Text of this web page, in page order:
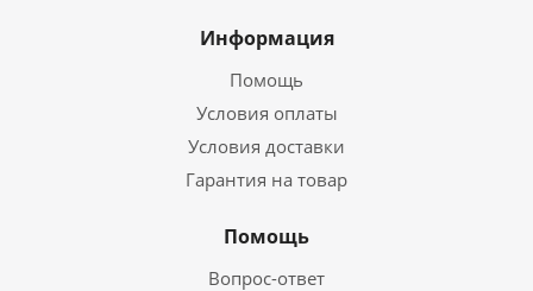
Информация
Помощь
Условия оплаты
Условия доставки
Гарантия на товар
Помощь
Вопрос-ответ